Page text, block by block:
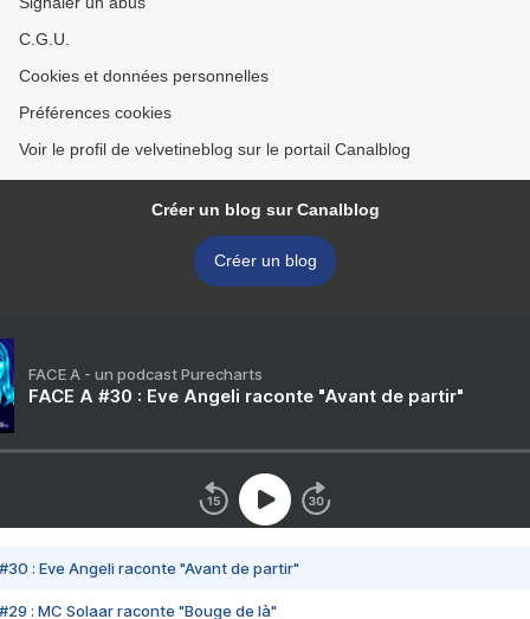
C.G.U.
Cookies et données personnelles
Préférences cookies
Voir le profil de velvetineblog sur le portail Canalblog
Créer un blog sur Canalblog
Créer un blog
FACE A - un podcast Purecharts
FACE A #30 : Eve Angeli raconte "Avant de partir"
#30 : Eve Angeli raconte "Avant de partir"
#29 : MC Solaar raconte "Bouge de là"